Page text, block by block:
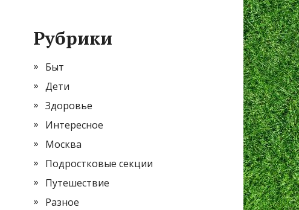
Рубрики
Быт
Дети
Здоровье
Интересное
Москва
Подростковые секции
Путешествие
Разное